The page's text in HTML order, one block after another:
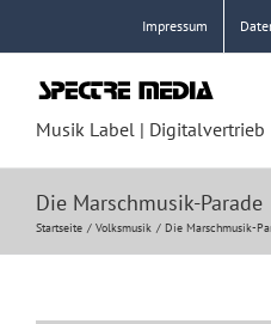
springen
Impressum
Musik Label | Digitalvertrieb
Die Marschmusik-Parade
Startseite Volksmusik Die Marschmusik-